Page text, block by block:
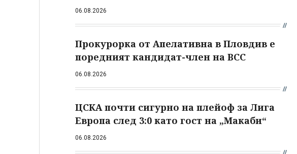
06.08.2026
Прокурорка от Апелативна в Пловдив е
поредният кандидат-член на ВСС
06.08.2026
ЦСКА почти сигурно на плейоф за Лига
Европа след 3:0 като гост на „Макаби“
06.08.2026